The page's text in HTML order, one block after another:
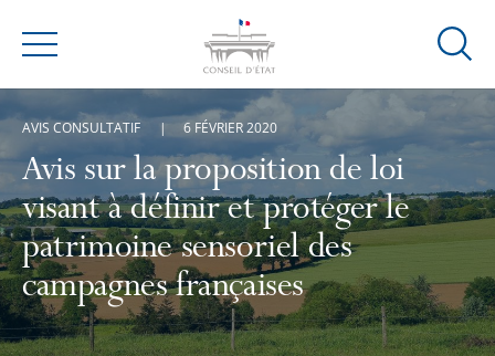
Menu
Ouvrir
de
Avis sur la proposition de loi
visant à définir et protéger le
patrimoine sensoriel des
campagnes françaises
AVIS CONSULTATIF 6 FÉVRIER 2020